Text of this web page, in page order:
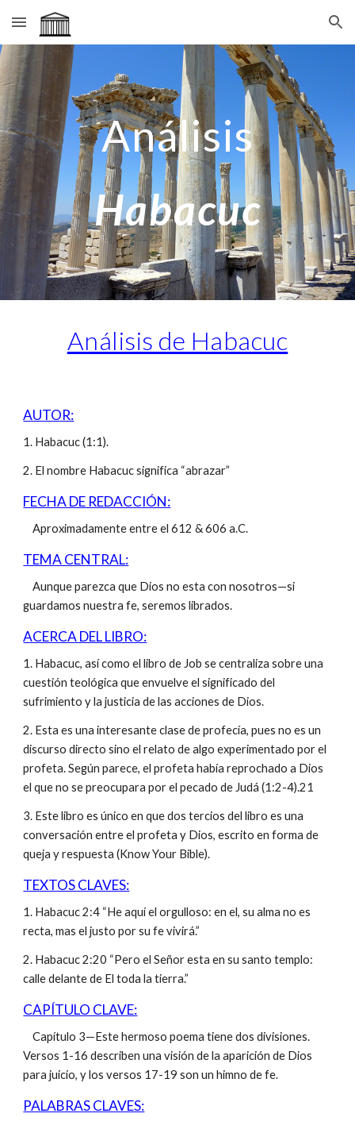
Skip to main content Skip to navigation
Análisis
Habacuc
Análisis de Habacuc
AUTOR:
1. Habacuc (1:1).
2. El nombre Habacuc significa “abrazar”
FECHA DE REDACCIÓN:
Aproximadamente entre el 612 & 606 a.C.
TEMA CENTRAL:
Aunque parezca que Dios no esta con nosotros—si
guardamos nuestra fe, seremos librados.
ACERCA DEL LIBRO:
1. Habacuc, así como el libro de Job se centraliza sobre una
cuestión teológica que envuelve el significado del
sufrimiento y la justicia de las acciones de Dios.
2. Esta es una interesante clase de profecía, pues no es un
discurso directo sino el relato de algo experimentado por el
profeta. Según parece, el profeta había reprochado a Dios
el que no se preocupara por el pecado de Judá (1:2-4).21
3. Este libro es único en que dos tercios del libro es una
conversación entre el profeta y Dios, escrito en forma de
queja y respuesta (Know Your Bible).
TEXTOS CLAVES:
1. Habacuc 2:4 “He aquí el orgulloso: en el, su alma no es
recta, mas el justo por su fe vivirá.”
2. Habacuc 2:20 “Pero el Señor esta en su santo templo:
calle delante de El toda la tierra.”
CAPÍTULO CLAVE:
Capítulo 3—Este hermoso poema tiene dos divisiones.
Versos 1-16 describen una visión de la aparición de Dios
para juicio, y los versos 17-19 son un himno de fe.
PALABRAS CLAVES: